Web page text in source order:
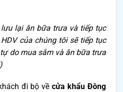
lại ăn bữa trưa và tiếp tục
của chúng tôi sẽ tiếp tục
do mua sắm và ăn bữa trưa
đi bộ vềcửa khẩu Đông